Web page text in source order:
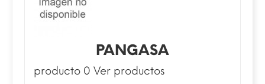
PANGASA
producto 0 Ver productos